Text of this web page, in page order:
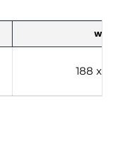
188 x